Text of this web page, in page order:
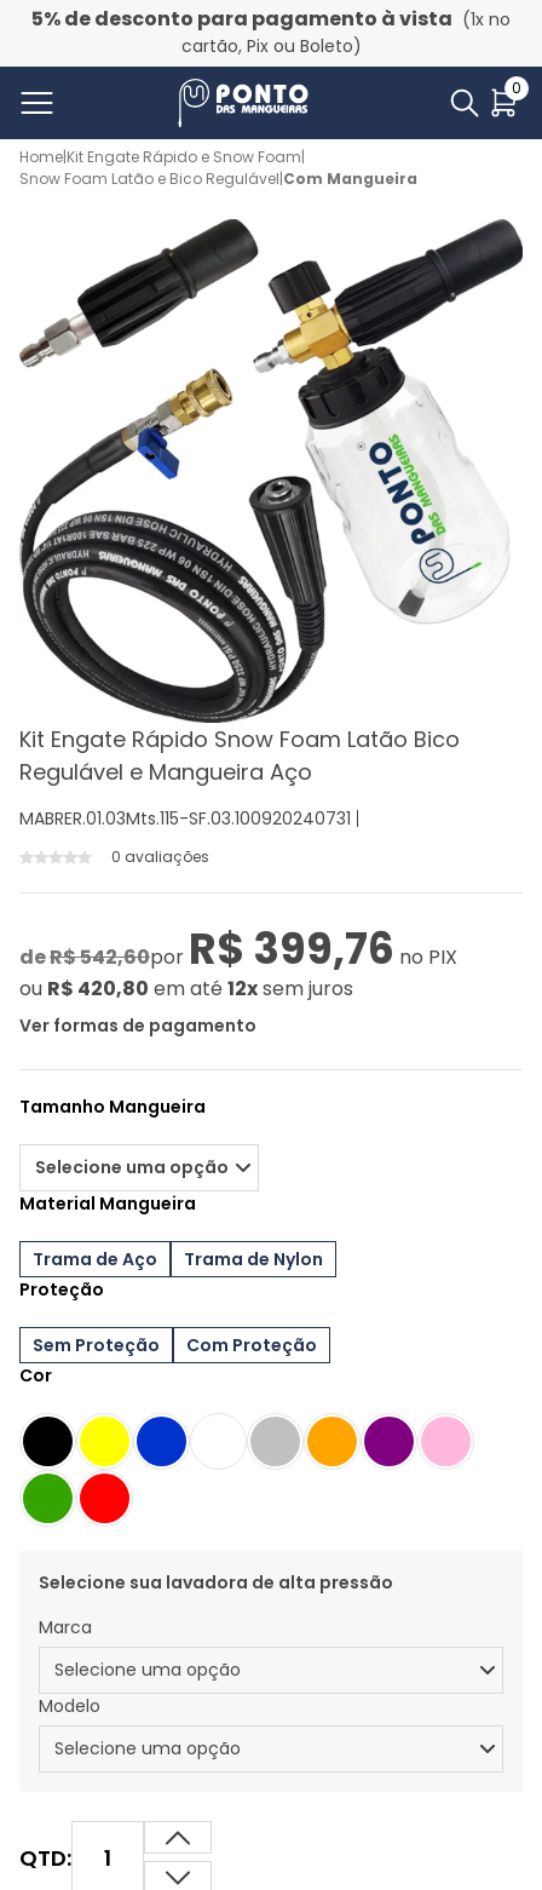
5% de desconto para pagamento à vista (1x no
cartão, Pix ou Boleto)
0
Home|Kit Engate Rápido e Snow Foam|
Snow Foam Latão e Bico Regulável|Com Mangueira
Kit Engate Rápido Snow Foam Latão Bico
Regulável e Mangueira Aço
MABRER.01.03Mts.115-SF.03.100920240731
0 avaliações
deR$ 542,60por R$ 399,76 no PIX
ou R$ 420,80 em até 12xsem juros
Ver formas de pagamento
Tamanho Mangueira
Material Mangueira
Trama de Aço
Trama de Nylon
Proteção
Sem Proteção
Com Proteção
Cor
QTD:
Selecione sua lavadora de alta pressão
Marca
Modelo